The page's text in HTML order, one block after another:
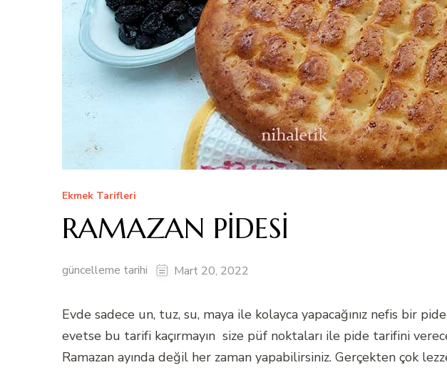
Ekmek Tarifleri
RAMAZAN PİDESİ
güncelleme tarihi Mart 20, 2022
Evde sadece un, tuz, su, maya ile kolayca yapacağınız nefis bir
evetse bu tarifi kaçırmayın size püf noktaları ile pide tarifini
Ramazan ayında değil her zaman yapabilirsiniz. Gerçekten çok